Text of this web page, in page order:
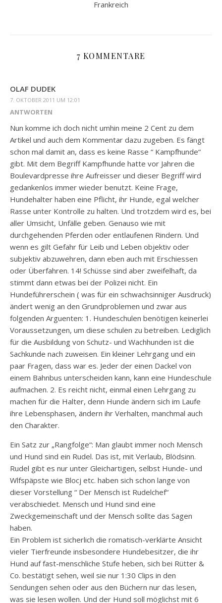
Frankreich
7 KOMMENTARE
OLAF DUDEK
7. OKTOBER 2011 UM 12:01
ANTWORTEN
Nun komme ich doch nicht umhin meine 2 Cent zu dem
Artikel und auch dem Kommentar dazu zugeben. Es fängt
schon mal damit an, dass es keine Rasse “ Kampfhunde“
gibt. Mit dem Begriff Kampfhunde hatte vor Jahren die
Boulevardpresse ihre Aufreisser und dieser Begriff wird
gedankenlos immer wieder benutzt. Keine Frage,
Hundehalter haben eine Pflicht, ihr Hunde, egal welcher
Rasse unter Kontrolle zu halten. Und trotzdem wird es, bei
aller Umsicht, Unfälle geben. Genauso wie mit
durchgehenden Pferden oder entlaufenen Rindern. Und
wenn es gilt Gefahr für Leib und Leben objektiv oder
subjektiv abzuwehren, dann eben auch mit Erschiessen
oder Überfahren. 14! Schüsse sind aber zweifelhaft, da
stimmt dann etwas bei der Polizei nicht. Ein
Hundeführerschein ( was für ein schwachsinniger Ausdruck)
ändert wenig an den Grundproblemen und zwar aus
folgenden Arguenten: 1. Hundeschulen benötigen keinerlei
Voraussetzungen, um diese schulen zu betreiben. Lediglich
für die Ausbildung von Schutz- und Wachhunden ist die
Sachkunde nach zuweisen. Ein kleiner Lehrgang und ein
paar Fragen, dass war es. Jeder der einen Dackel von
einem Bahnbus unterscheiden kann, kann eine Hundeschule
aufmachen. 2. Es reicht nicht, einmal einen Lehrgang zu
machen für die Halter, denn Hunde ändern sich im Laufe
ihre Lebensphasen, ändern ihr Verhalten, manchmal auch
den Charakter.
Ein Satz zur „Rangfolge“: Man glaubt immer noch Mensch
und Hund sind ein Rudel. Das ist, mit Verlaub, Blödsinn.
Rudel gibt es nur unter Gleichartigen, selbst Hunde- und
Wlfspäpste wie Blocj etc. haben sich schon lange von
dieser Vorstellung “ Der Mensch ist Rudelchef“
verabschiedet. Mensch und Hund sind eine
Zweckgemeinschaft und der Mensch sollte das Sagen
haben.
Ein Problem ist sicherlich die romatisch-verklärte Ansicht
vieler Tierfreunde insbesondere Hundebesitzer, die ihr
Hund auf fast-menschliche Stufe heben, sich bei Rütter &
Co. bestätigt sehen, weil sie nur 1:30 Clips in den
Sendungen sehen oder aus den Büchern nur das lesen,
was sie lesen wollen. Und der Hund soll möglichst mit 6